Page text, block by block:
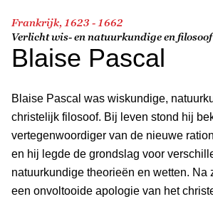
Frankrijk, 1623 - 1662
Verlicht wis- en natuurkundige en filosoof
Blaise Pascal
Blaise Pascal was wiskundige,
christelijk filosoof. Bij leven stond hij
vertegenwoordiger van de nieuwe
en hij legde de grondslag voor
natuurkundige theorieën en wetten. Na
een onvoltooide apologie van het